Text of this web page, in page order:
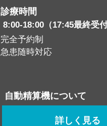
診療時間
8:00-18:00（17:45最終受
完全予約制
急患随時対応
自動精算機について
詳しく見る